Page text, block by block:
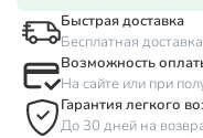
Быстрая доставка
Бесплатная
Возможность
На сайте или при
Гарантия легкого
До 30 дней на